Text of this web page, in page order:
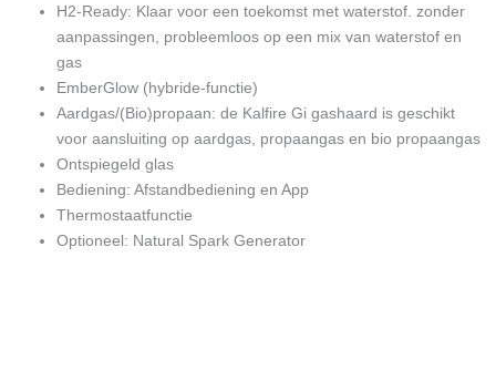
H2-Ready: Klaar voor een toekomst met waterstof. zonder
aanpassingen, probleemloos op een mix van waterstof en
gas
EmberGlow (hybride-functie)
Aardgas/(Bio)propaan: de Kalfire Gi gashaard is geschikt
voor aansluiting op aardgas, propaangas en bio propaangas
Ontspiegeld glas
Bediening: Afstandbediening en App
Thermostaatfunctie
Optioneel: Natural Spark Generator